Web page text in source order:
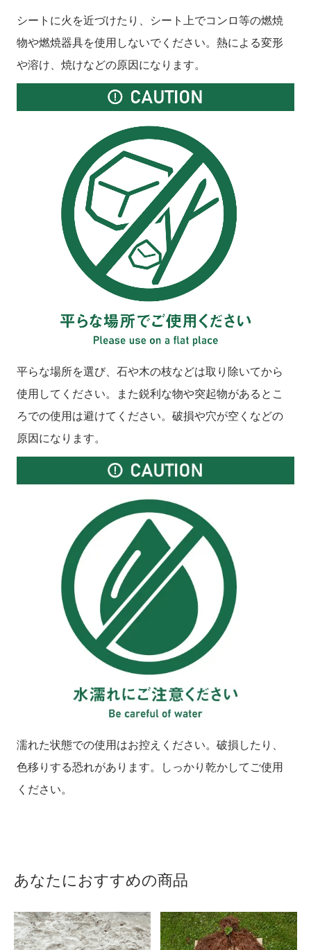
シートに火を近づけたり、シート上でコンロ等の燃焼
物や燃焼器具を使用しないでください。熱による変形
や溶け、焼けなどの原因になります。
平らな場所を選び、石や木の枝などは取り除いてから
使用してください。また鋭利な物や突起物があるとこ
ろでの使用は避けてください。破損や穴が空くなどの
原因になります。
濡れた状態での使用はお控えください。破損したり、
色移りする恐れがあります。しっかり乾かしてご使用
ください。
あなたにおすすめの商品